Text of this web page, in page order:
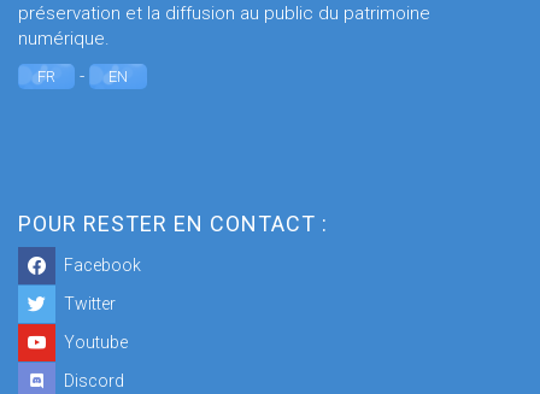
préservation et la diffusion au public du patrimoine
numérique.
FR - EN
POUR RESTER EN CONTACT :
Facebook
Twitter
Youtube
Discord